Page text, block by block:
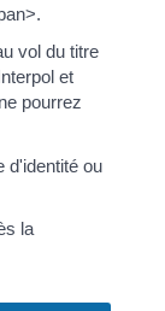
vol du titre
et
pourrez
d'identité ou
la